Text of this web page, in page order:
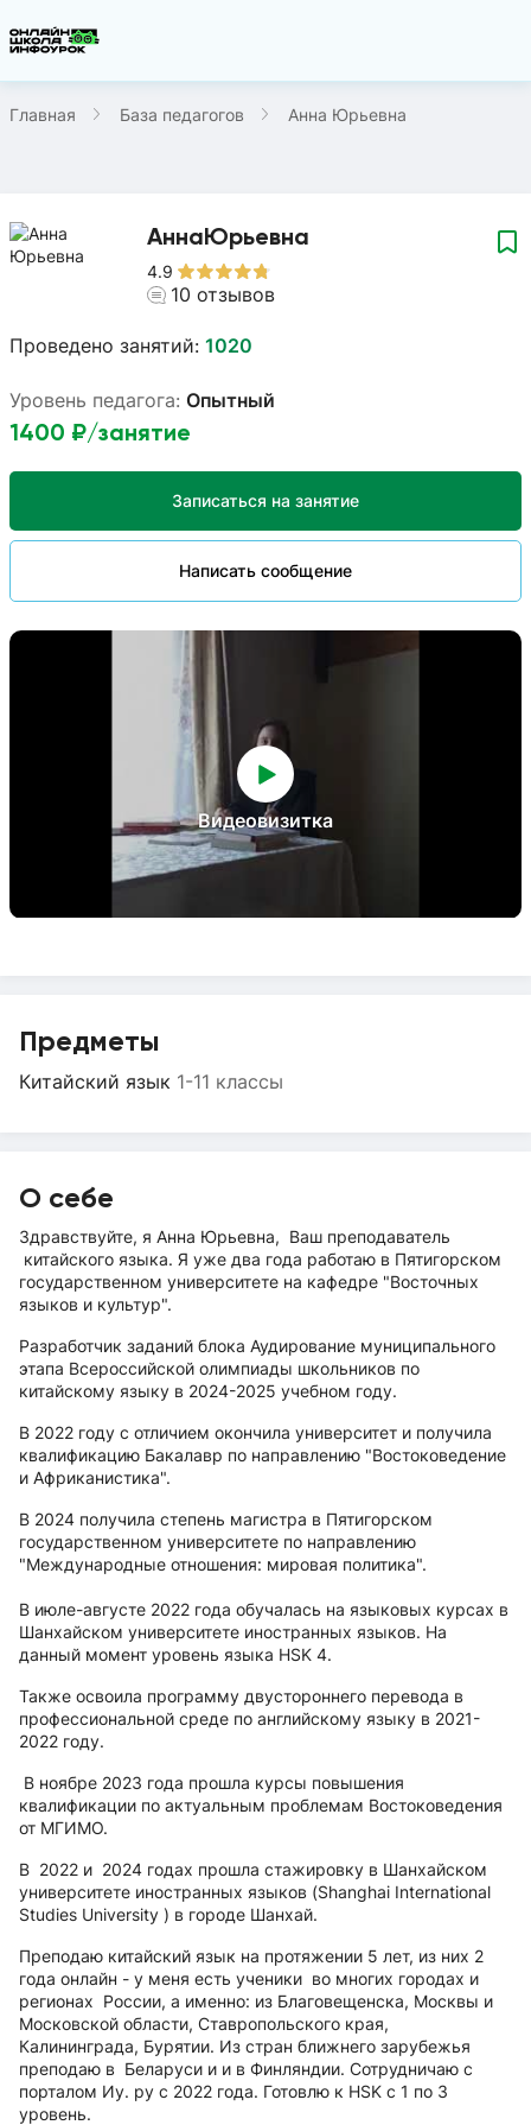
Главная База педагогов Анна Юрьевна
АннаЮрьевна
4.9
10 отзывов
Проведено занятий: 1020
Видеовизитка
Уровень педагога: Опытный
1400 ₽/занятие
Записаться на занятие
Написать сообщение
Предметы
Китайский язык 1-11 классы
О себе
Здравствуйте, я Анна Юрьевна, Ваш преподаватель
китайского языка. Я уже два года работаю в Пятигорском
государственном университете на кафедре "Восточных
языков и культур".
Разработчик заданий блока Аудирование муниципального
этапа Всероссийской олимпиады школьников по
китайскому языку в 2024-2025 учебном году.
В 2022 году с отличием окончила университет и получила
квалификацию Бакалавр по направлению "Востоковедение
и Африканистика".
В 2024 получила степень магистра в Пятигорском
государственном университете по направлению
"Международные отношения: мировая политика".
В июле-августе 2022 года обучалась на языковых курсах в
Шанхайском университете иностранных языков. На
данный момент уровень языка HSK 4.
Также освоила программу двустороннего перевода в
профессиональной среде по английскому языку в 2021-
2022 году.
В ноябре 2023 года прошла курсы повышения
квалификации по актуальным проблемам Востоковедения
от МГИМО.
В 2022 и 2024 годах прошла стажировку в Шанхайском
университете иностранных языков (Shanghai International
Studies University ) в городе Шанхай.
Преподаю китайский язык на протяжении 5 лет, из них 2
года онлайн - у меня есть ученики во многих городах и
регионах России, а именно: из Благовещенска, Москвы и
Московской области, Ставропольского края,
Калининграда, Бурятии. Из стран ближнего зарубежья
преподаю в Беларуси и и в Финляндии. Сотрудничаю с
порталом Иу. ру с 2022 года. Готовлю к HSK с 1 по 3
уровень.